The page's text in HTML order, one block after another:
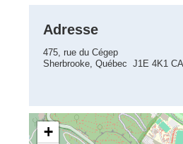
Adresse
475, rue du Cégep
Sherbrooke, Québec J1E 4K1 CA
+